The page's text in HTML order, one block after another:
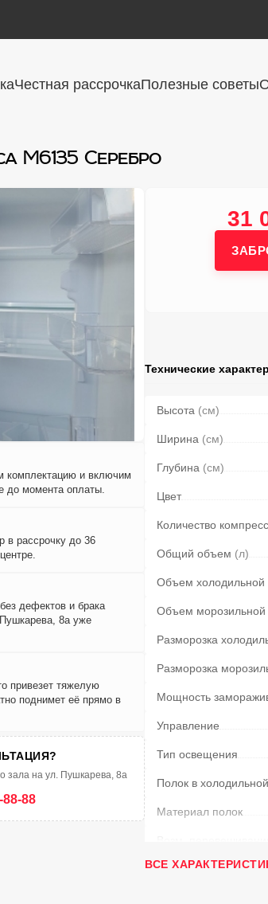
Честная рассрочкаПолезные советы
M6135 Серебро
комплектацию и включим
до момента оплаты.
в рассрочку до 36
дефектов и брака
8а уже
привезет тяжелую
поднимет её прямо в
зала на ул. Пушкарева, 8а
88-88
31
Технические
Высота (см)
Ширина (см)
Глубина (см)
Цвет
Количество
Общий объем (л)
Объем холодильной
Объем морозильной
Разморозка
Разморозка
Мощность
Управление
Тип освещения
Полок в
Материал полок
Климатический класс
ВСЕ